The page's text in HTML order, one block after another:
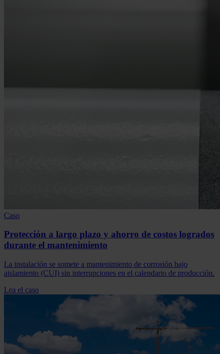
Caso
Protección a largo plazo y ahorro de costos logrados
durante el mantenimiento
La instalación se somete a mantenimiento de corrosión bajo
aislamiento (CUI) sin interrupciones en el calendario de producción.
Lea el caso